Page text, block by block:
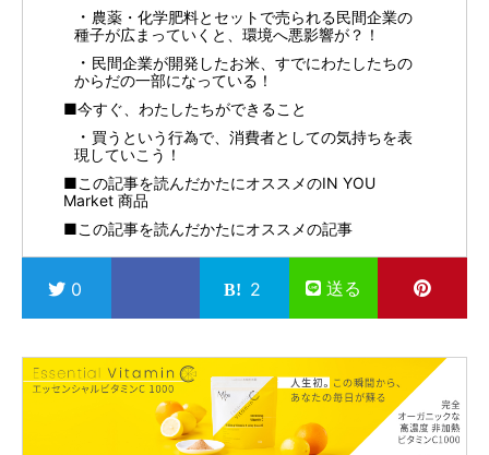
農薬・化学肥料とセットで売られる民間企業の
種子が広まっていくと、環境へ悪影響が？！
民間企業が開発したお米、すでにわたしたちの
からだの一部になっている！
■今すぐ、わたしたちができること
買うという行為で、消費者としての気持ちを表
現していこう！
■この記事を読んだかたにオススメのIN YOU
Market 商品
■この記事を読んだかたにオススメの記事
0 2 送る